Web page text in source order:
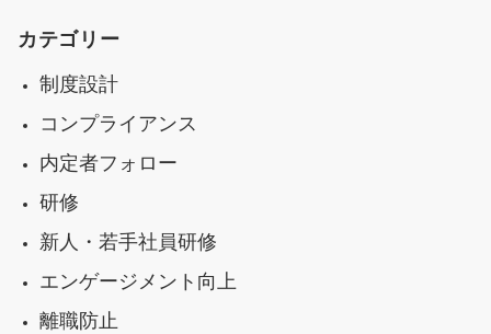
カテゴリー
制度設計
コンプライアンス
内定者フォロー
研修
新人・若手社員研修
エンゲージメント向上
離職防止